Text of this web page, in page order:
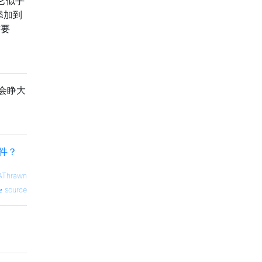
加到
睁大
？
source